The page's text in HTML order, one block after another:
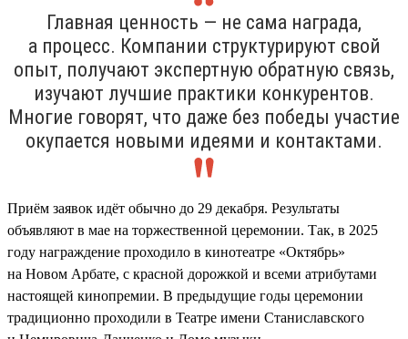
Главная ценность — не сама награда,
а процесс. Компании структурируют свой
опыт, получают экспертную обратную связь,
изучают лучшие практики конкурентов.
Многие говорят, что даже без победы участие
окупается новыми идеями и контактами.
Приём заявок идёт обычно до 29 декабря. Результаты
объявляют в мае на торжественной церемонии. Так, в 2025
году награждение проходило в кинотеатре «Октябрь»
на Новом Арбате, с красной дорожкой и всеми атрибутами
настоящей кинопремии. В предыдущие годы церемонии
традиционно проходили в Театре имени Станиславского